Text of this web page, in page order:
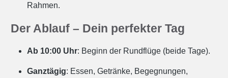
Rahmen.
Der Ablauf – Dein perfekter Tag
Ab 10:00 Uhr: Beginn der Rundflüge (beide Tage).
Ganztägig: Essen, Getränke, Begegnungen,